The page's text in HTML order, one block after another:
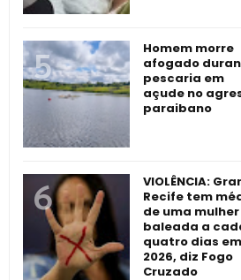
Homem morre
afogado
pescaria em
açude no
paraibano
VIOLÊNCIA:
Recife tem
de uma mulher
baleada a
quatro dias em
2026, diz Fogo
Cruzado